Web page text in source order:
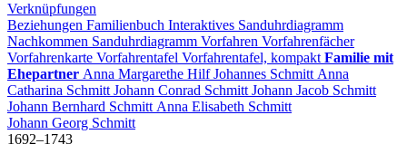
Verknüpfungen
Beziehungen Familienbuch Interaktives Sanduhrdiagramm
Nachkommen Sanduhrdiagramm Vorfahren Vorfahrenfächer
Vorfahrenkarte Vorfahrentafel Vorfahrentafel, kompakt Familie mit
Ehepartner Anna Margarethe Hilf Johannes Schmitt Anna
Catharina Schmitt Johann Conrad Schmitt Johann Jacob Schmitt
Johann Bernhard Schmitt Anna Elisabeth Schmitt
Johann Georg Schmitt
1692–1743